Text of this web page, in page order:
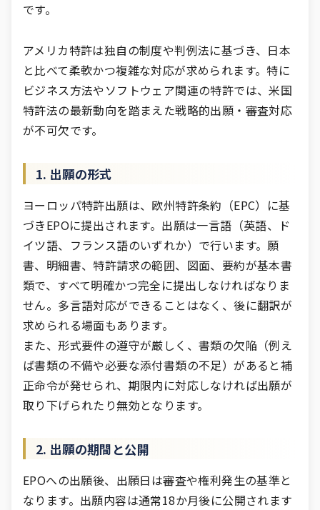
です。
アメリカ特許は独自の制度や判例法に基づき、日本
と比べて柔軟かつ複雑な対応が求められます。特に
ビジネス方法やソフトウェア関連の特許では、米国
特許法の最新動向を踏まえた戦略的出願・審査対応
が不可欠です。
1. 出願の形式
ヨーロッパ特許出願は、欧州特許条約（EPC）に基
づきEPOに提出されます。出願は一言語（英語、ド
イツ語、フランス語のいずれか）で行います。願
書、明細書、特許請求の範囲、図面、要約が基本書
類で、すべて明確かつ完全に提出しなければなりま
せん。多言語対応ができることはなく、後に翻訳が
求められる場面もあります。
また、形式要件の遵守が厳しく、書類の欠陥（例え
ば書類の不備や必要な添付書類の不足）があると補
正命令が発せられ、期限内に対応しなければ出願が
取り下げられたり無効となります。
2. 出願の期間と公開
EPOへの出願後、出願日は審査や権利発生の基準と
なります。出願内容は通常18か月後に公開されます